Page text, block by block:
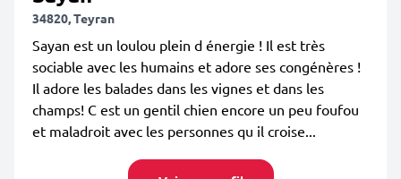
34820, Teyran
Sayan est un loulou plein d énergie ! Il est très
sociable avec les humains et adore ses congénères !
Il adore les balades dans les vignes et dans les
champs! C est un gentil chien encore un peu foufou
et maladroit avec les personnes qu il croise...